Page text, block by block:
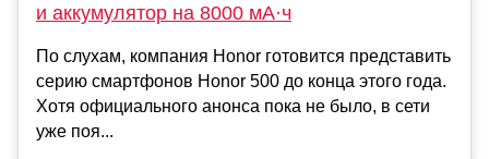
и аккумулятор на 8000 мА·ч
По слухам, компания Honor готовится представить
серию смартфонов Honor 500 до конца этого года.
Хотя официального анонса пока не было, в сети
уже поя...